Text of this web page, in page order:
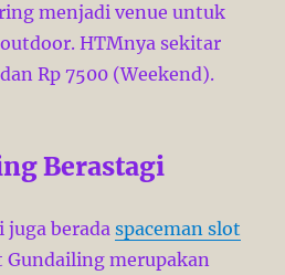
menjadi venue untuk
HTMnya sekitar
Rp 7500 (Weekend).
Berastagi
juga beradaspaceman slot
Gundailing merupakan